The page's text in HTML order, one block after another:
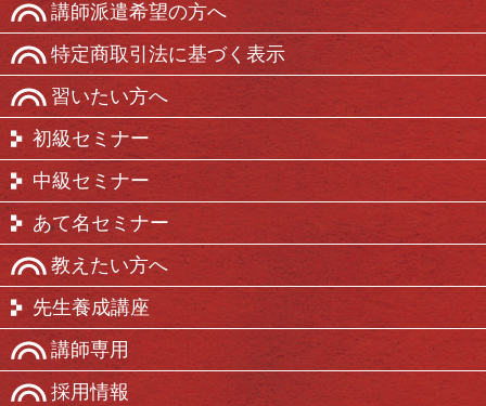
講師派遣希望の方へ
特定商取引法に基づく表示
習いたい方へ
初級セミナー
中級セミナー
あて名セミナー
教えたい方へ
先生養成講座
講師専用
採用情報